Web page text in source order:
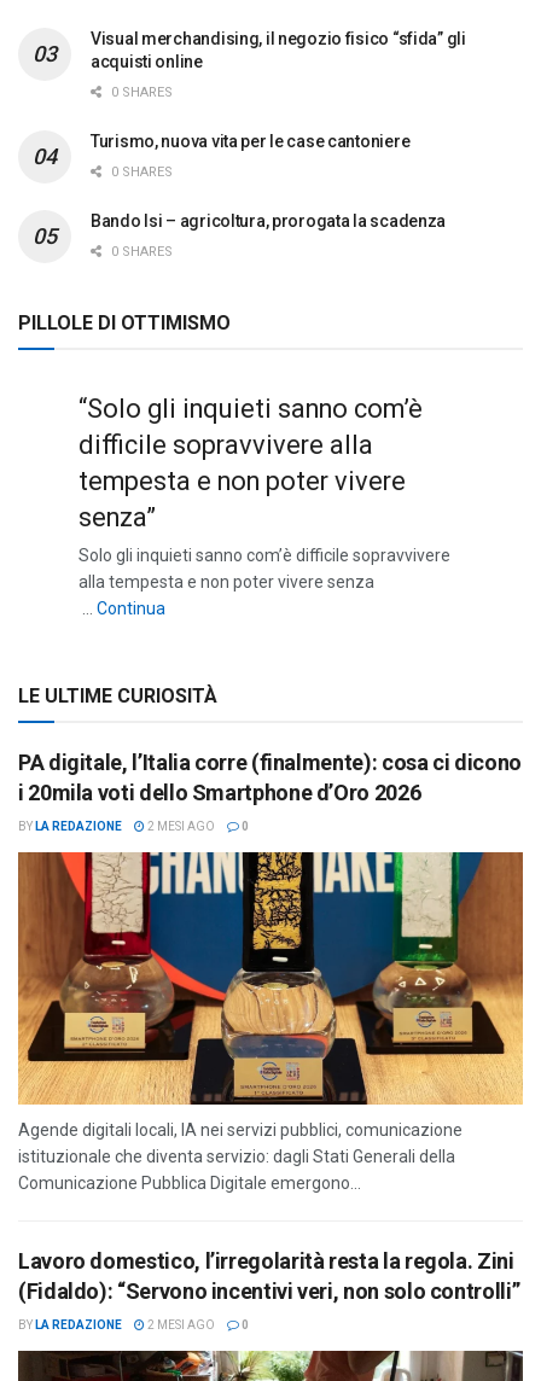
Visual merchandising, il negozio fisico “sfida” gli
acquisti online
0 SHARES
Turismo, nuova vita per le case cantoniere
0 SHARES
Bando Isi – agricoltura, prorogata la scadenza
0 SHARES
PILLOLE DI OTTIMISMO
“Solo gli inquieti sanno com’è
difficile sopravvivere alla
tempesta e non poter vivere
senza”
Solo gli inquieti sanno com’è difficile sopravvivere
alla tempesta e non poter vivere senza
… Continua
LE ULTIME CURIOSITÀ
PA digitale, l’Italia corre (finalmente): cosa ci dicono
i 20mila voti dello Smartphone d’Oro 2026
BY LA REDAZIONE 2 MESI AGO 0
Agende digitali locali, IA nei servizi pubblici, comunicazione
istituzionale che diventa servizio: dagli Stati Generali della
Comunicazione Pubblica Digitale emergono...
Lavoro domestico, l’irregolarità resta la regola. Zini
(Fidaldo): “Servono incentivi veri, non solo controlli”
BY LA REDAZIONE 2 MESI AGO 0